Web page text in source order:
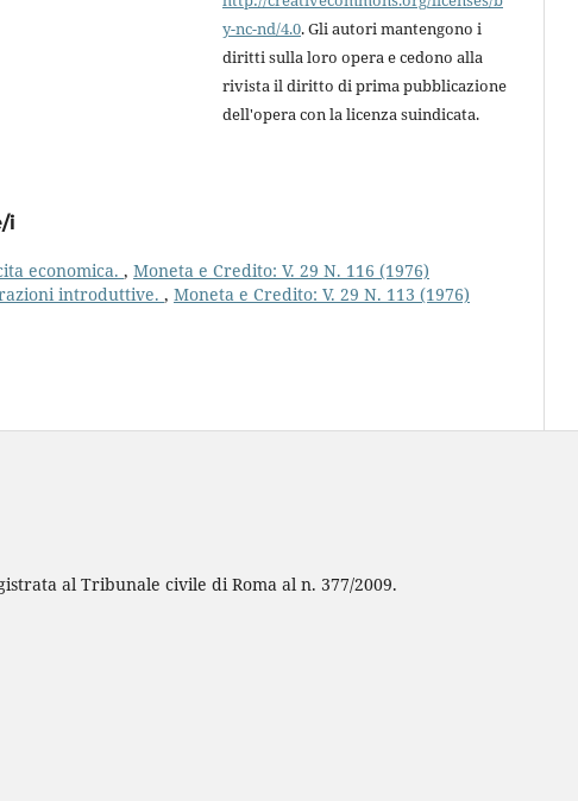
y-nc-nd/4.0. Gli autori mantengono i
diritti sulla loro opera e cedono alla
rivista il diritto di prima pubblicazione
dell'opera con la licenza suindicata.
i
economica. , Moneta e Credito: V. 29 N. 116 (1976)
introduttive. , Moneta e Credito: V. 29 N. 113 (1976)
al Tribunale civile di Roma al n. 377/2009.